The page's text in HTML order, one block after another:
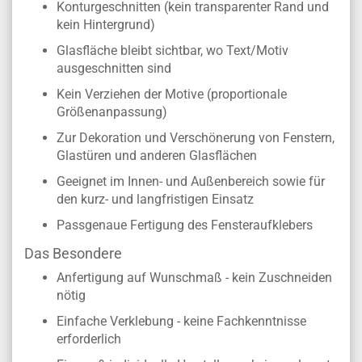
Konturgeschnitten (kein transparenter Rand und
kein Hintergrund)
Glasfläche bleibt sichtbar, wo Text/Motiv
ausgeschnitten sind
Kein Verziehen der Motive (proportionale
Größenanpassung)
Zur Dekoration und Verschönerung von Fenstern,
Glastüren und anderen Glasflächen
Geeignet im Innen- und Außenbereich sowie für
den kurz- und langfristigen Einsatz
Passgenaue Fertigung des Fensteraufklebers
Das Besondere
Anfertigung auf Wunschmaß - kein Zuschneiden
nötig
Einfache Verklebung - keine Fachkenntnisse
erforderlich